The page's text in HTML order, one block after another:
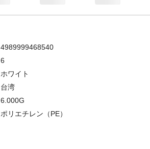
4989999468540
6
ホワイト
台湾
6.000G
ポリエチレン（PE）